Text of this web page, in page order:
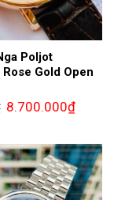
Poljot
Gold Open
Giá
gốc
8.700.000₫Giá
hiện